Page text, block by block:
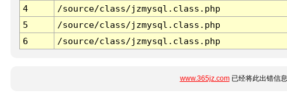
4
/source/class/jzmysql.class.php
5
/source/class/jzmysql.class.php
6
/source/class/jzmysql.class.php
www.365jz.com已经将此出错信